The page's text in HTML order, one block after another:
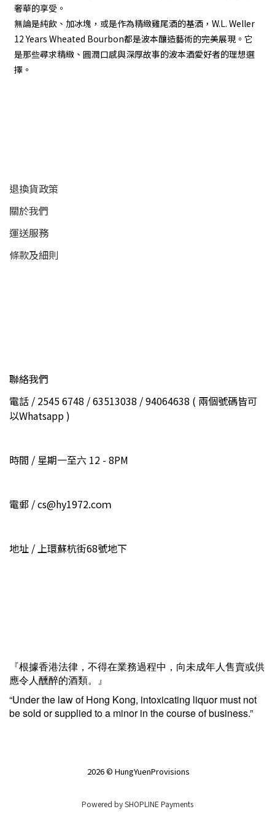
奢華的享受。
無論是純飲、加冰塊，或是作為精緻雞尾酒的基酒，W.L. Weller
12 Years Wheated Bourbon都是波本釀造藝術的完美展現。它
是那些尋求精緻、圓潤口感與深厚故事的波本酒愛好者的理想選
擇。
退換貨政策
關於我們
運送服務
條款及細則
聯絡我們
電話 / 2545 6748 / 63513038 / 94064638 ( 兩個號碼皆可
以Whatsapp )
時間 / 星期一至六 12 - 8PM
電郵 / cs@hy1972.coｍ
地址 / 上環蘇杭街68號地下
『根據香港法律，不得在業務過程中，向未成年人售賣或供
應令人醺醉的酒類。』
“Under the law of Hong Kong, intoxicating liquor must not
be sold or supplied to a minor in the course of business.”
2026 © HungYuenProvisions
Powered bySHOPLINE Payments